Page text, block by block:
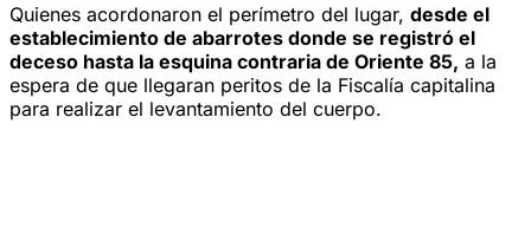
Quienes acordonaron el perímetro del lugar, desde el
establecimiento de abarrotes donde se registró el
deceso hasta la esquina contraria de Oriente 85, a la
espera de que llegaran peritos de la Fiscalía capitalina
para realizar el levantamiento del cuerpo.